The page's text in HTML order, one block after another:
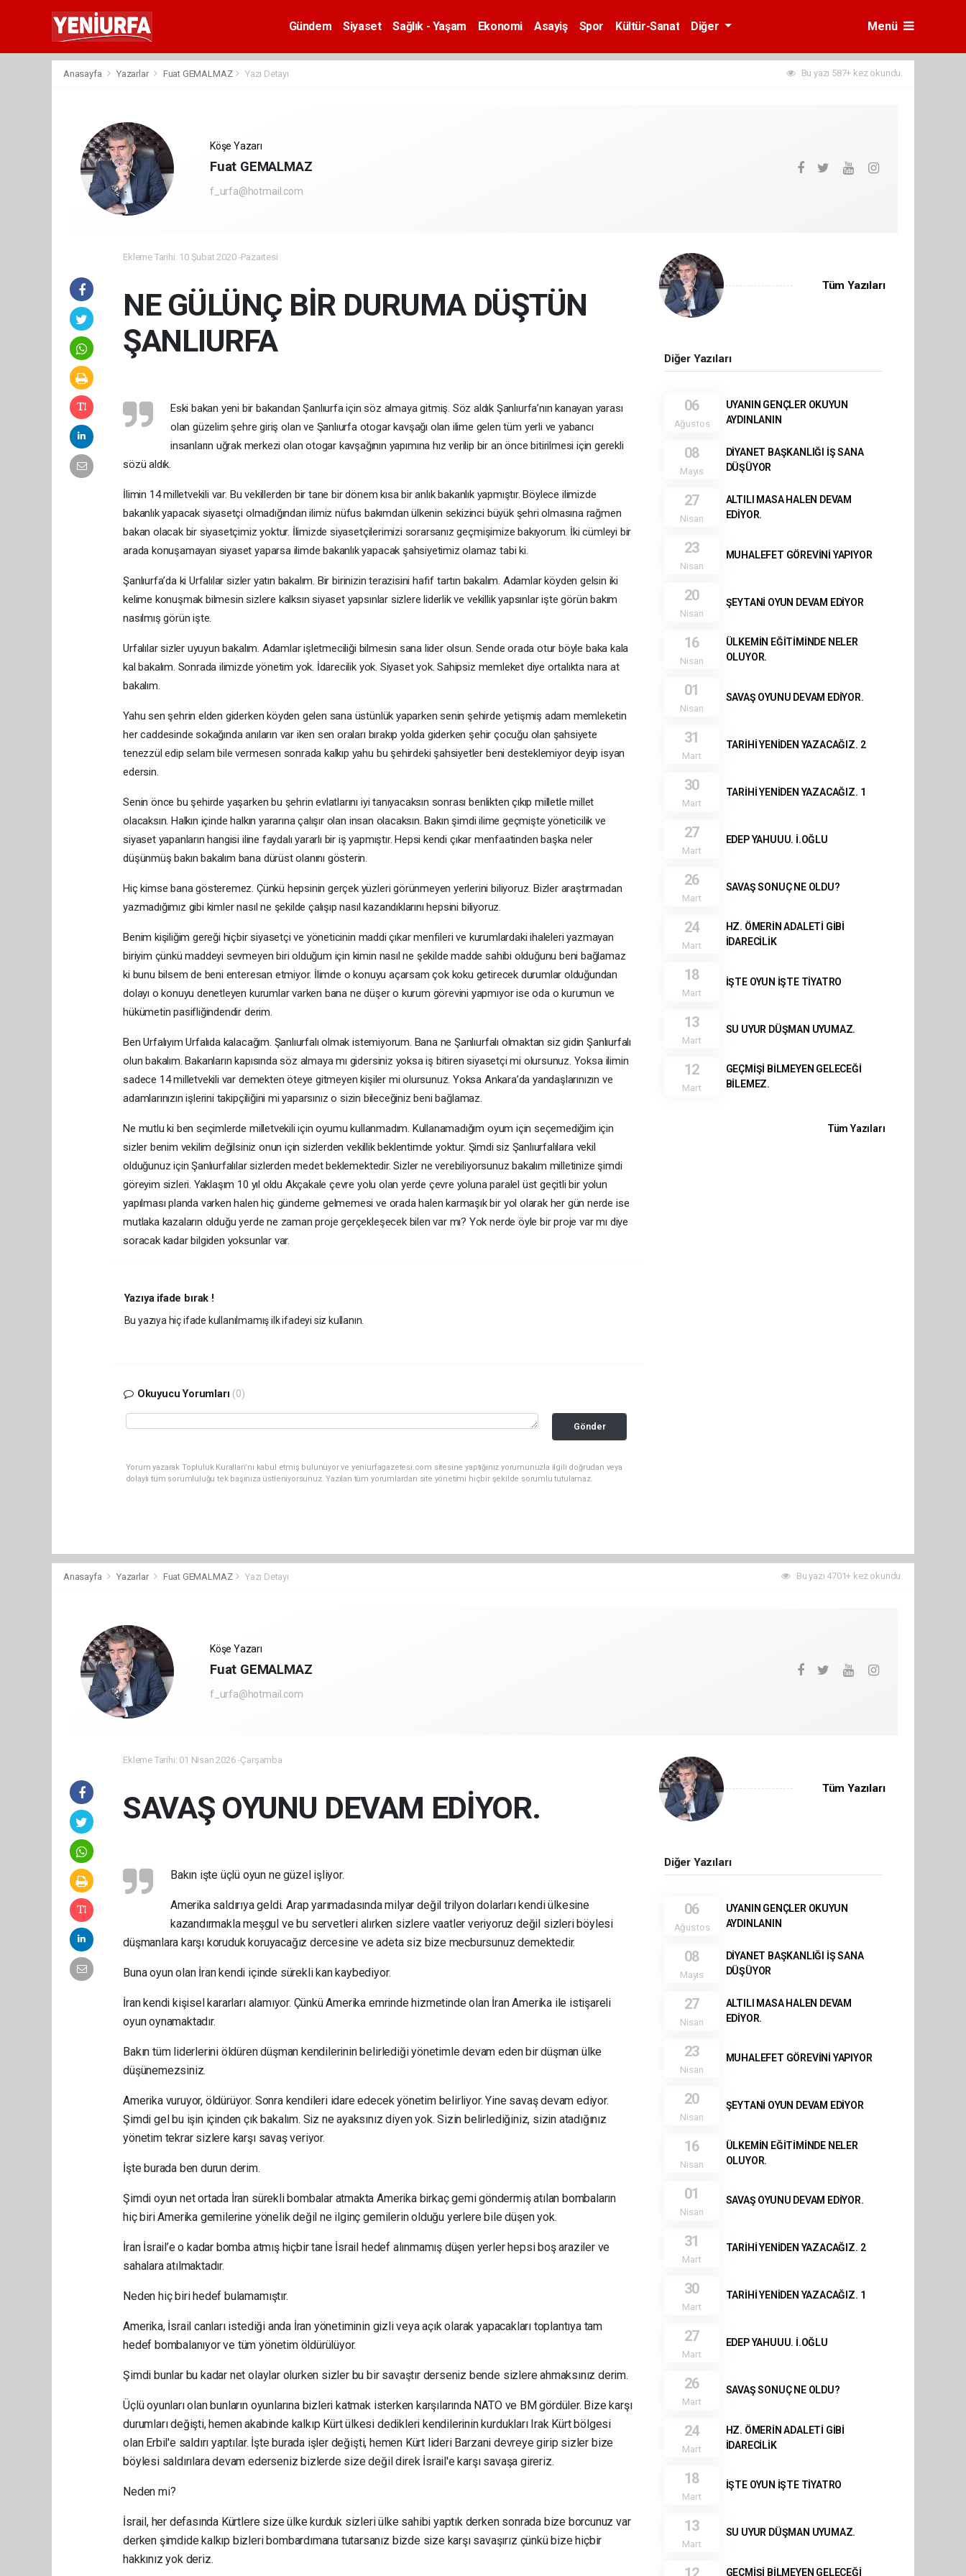
Gündem Siyaset Sağlık - Yaşam Ekonomi Asayiş Spor Kültür-Sanat Diğer Menü
Anasayfa Yazarlar Fuat GEMALMAZ Yazı Detayı Bu yazı 587+ kez okundu.
Köşe Yazarı
Fuat GEMALMAZ
f_urfa@hotmail.com
Ekleme Tarihi: 10 Şubat 2020 -Pazartesi
NE GÜLÜNÇ BİR DURUMA DÜŞTÜN
ŞANLIURFA
Eski bakan yeni bir bakandan Şanlıurfa için söz almaya gitmiş. Söz aldık Şanlıurfa’nın kanayan yarası
olan güzelim şehre giriş olan ve Şanlıurfa otogar kavşağı olan ilime gelen tüm yerli ve yabancı
insanların uğrak merkezi olan otogar kavşağının yapımına hız verilip bir an önce bitirilmesi için gerekli
sözü aldık.
İlimin 14 milletvekili var. Bu vekillerden bir tane bir dönem kısa bir anlık bakanlık yapmıştır. Böylece ilimizde
bakanlık yapacak siyasetçi olmadığından ilimiz nüfus bakımdan ülkenin sekizinci büyük şehri olmasına rağmen
bakan olacak bir siyasetçimiz yoktur. İlimizde siyasetçilerimizi sorarsanız geçmişimize bakıyorum. İki cümleyi bir
arada konuşamayan siyaset yaparsa ilimde bakanlık yapacak şahsiyetimiz olamaz tabi ki.
Şanlıurfa’da ki Urfalılar sizler yatın bakalım. Bir birinizin terazisini hafif tartın bakalım. Adamlar köyden gelsin iki
kelime konuşmak bilmesin sizlere kalksın siyaset yapsınlar sizlere liderlik ve vekillik yapsınlar işte görün bakım
nasılmış görün işte.
Urfalılar sizler uyuyun bakalım. Adamlar işletmeciliği bilmesin sana lider olsun. Sende orada otur böyle baka kala
kal bakalım. Sonrada ilimizde yönetim yok. İdarecilik yok. Siyaset yok. Sahipsiz memleket diye ortalıkta nara at
bakalım.
Yahu sen şehrin elden giderken köyden gelen sana üstünlük yaparken senin şehirde yetişmiş adam memleketin
her caddesinde sokağında anıların var iken sen oraları bırakıp yolda giderken şehir çocuğu olan şahsiyete
tenezzül edip selam bile vermesen sonrada kalkıp yahu bu şehirdeki şahsiyetler beni desteklemiyor deyip isyan
edersin.
Senin önce bu şehirde yaşarken bu şehrin evlatlarını iyi tanıyacaksın sonrası benlikten çıkıp milletle millet
olacaksın. Halkın içinde halkın yararına çalışır olan insan olacaksın. Bakın şimdi ilime geçmişte yöneticilik ve
siyaset yapanların hangisi iline faydalı yararlı bir iş yapmıştır. Hepsi kendi çıkar menfaatinden başka neler
düşünmüş bakın bakalım bana dürüst olanını gösterin.
Hiç kimse bana gösteremez. Çünkü hepsinin gerçek yüzleri görünmeyen yerlerini biliyoruz. Bizler araştırmadan
yazmadığımız gibi kimler nasıl ne şekilde çalışıp nasıl kazandıklarını hepsini biliyoruz.
Benim kişiliğim gereği hiçbir siyasetçi ve yöneticinin maddi çıkar menfileri ve kurumlardaki ihaleleri yazmayan
biriyim çünkü maddeyi sevmeyen biri olduğum için kimin nasıl ne şekilde madde sahibi olduğunu beni bağlamaz
ki bunu bilsem de beni enteresan etmiyor. İlimde o konuyu açarsam çok koku getirecek durumlar olduğundan
dolayı o konuyu denetleyen kurumlar varken bana ne düşer o kurum görevini yapmıyor ise oda o kurumun ve
hükümetin pasifliğindendir derim.
Ben Urfalıyım Urfalıda kalacağım. Şanlıurfalı olmak istemiyorum. Bana ne Şanlıurfalı olmaktan siz gidin Şanlıurfalı
olun bakalım. Bakanların kapısında söz almaya mı gidersiniz yoksa iş bitiren siyasetçi mi olursunuz. Yoksa ilimin
sadece 14 milletvekili var demekten öteye gitmeyen kişiler mi olursunuz. Yoksa Ankara’da yandaşlarınızın ve
adamlarınızın işlerini takipçiliğini mi yaparsınız o sizin bileceğiniz beni bağlamaz.
Ne mutlu ki ben seçimlerde milletvekili için oyumu kullanmadım. Kullanamadığım oyum için seçemediğim için
sizler benim vekilim değilsiniz onun için sizlerden vekillik beklentimde yoktur. Şimdi siz Şanlıurfalılara vekil
olduğunuz için Şanlıurfalılar sizlerden medet beklemektedir. Sizler ne verebiliyorsunuz bakalım milletinize şimdi
göreyim sizleri. Yaklaşım 10 yıl oldu Akçakale çevre yolu olan yerde çevre yoluna paralel üst geçitli bir yolun
yapılması planda varken halen hiç gündeme gelmemesi ve orada halen karmaşık bir yol olarak her gün nerde ise
mutlaka kazaların olduğu yerde ne zaman proje gerçekleşecek bilen var mı? Yok nerde öyle bir proje var mı diye
soracak kadar bilgiden yoksunlar var.
Yazıya ifade bırak !
Bu yazıya hiç ifade kullanılmamış ilk ifadeyi siz kullanın.
Okuyucu Yorumları (0)
Gönder
Yorum yazarak Topluluk Kuralları’nı kabul etmiş bulunuyor ve yeniurfagazetesi.com sitesine yaptığınız yorumunuzla ilgili doğrudan veya
dolaylı tüm sorumluluğu tek başınıza üstleniyorsunuz. Yazılan tüm yorumlardan site yönetimi hiçbir şekilde sorumlu tutulamaz.
Tüm Yazıları
Diğer Yazıları
06
Ağustos
UYANIN GENÇLER OKUYUN
AYDINLANIN
08
Mayıs
DİYANET BAŞKANLIĞI İŞ SANA
DÜŞÜYOR
27
Nisan
ALTILI MASA HALEN DEVAM
EDİYOR.
23
Nisan
MUHALEFET GÖREVİNİ YAPIYOR
20
Nisan
ŞEYTANİ OYUN DEVAM EDİYOR
16
Nisan
ÜLKEMİN EĞİTİMİNDE NELER
OLUYOR.
01
Nisan
SAVAŞ OYUNU DEVAM EDİYOR.
31
Mart
TARİHİ YENİDEN YAZACAĞIZ. 2
30
Mart
TARİHİ YENİDEN YAZACAĞIZ. 1
27
Mart
EDEP YAHUUU. İ.OĞLU
26
Mart
SAVAŞ SONUÇ NE OLDU?
24
Mart
HZ. ÖMERİN ADALETİ GİBİ
İDARECİLİK
18
Mart
İŞTE OYUN İŞTE TİYATRO
13
Mart
SU UYUR DÜŞMAN UYUMAZ.
12
Mart
GEÇMİŞİ BİLMEYEN GELECEĞİ
BİLEMEZ.
Tüm Yazıları
Anasayfa Yazarlar Fuat GEMALMAZ Yazı Detayı Bu yazı 4701+ kez okundu.
Köşe Yazarı
Fuat GEMALMAZ
f_urfa@hotmail.com
Ekleme Tarihi: 01 Nisan 2026 -Çarşamba
SAVAŞ OYUNU DEVAM EDİYOR.
Bakın işte üçlü oyun ne güzel işliyor.
Amerika saldırıya geldi. Arap yarımadasında milyar değil trilyon dolarları kendi ülkesine
kazandırmakla meşgul ve bu servetleri alırken sizlere vaatler veriyoruz değil sizleri böylesi
düşmanlara karşı koruduk koruyacağız dercesine ve adeta siz bize mecbursunuz demektedir.
Buna oyun olan İran kendi içinde sürekli kan kaybediyor.
İran kendi kişisel kararları alamıyor. Çünkü Amerika emrinde hizmetinde olan İran Amerika ile istişareli
oyun oynamaktadır.
Bakın tüm liderlerini öldüren düşman kendilerinin belirlediği yönetimle devam eden bir düşman ülke
düşünemezsiniz.
Amerika vuruyor, öldürüyor. Sonra kendileri idare edecek yönetim belirliyor. Yine savaş devam ediyor.
Şimdi gel bu işin içinden çık bakalım. Siz ne ayaksınız diyen yok. Sizin belirlediğiniz, sizin atadığınız
yönetim tekrar sizlere karşı savaş veriyor.
İşte burada ben durun derim.
Şimdi oyun net ortada İran sürekli bombalar atmakta Amerika birkaç gemi göndermiş atılan bombaların
hiç biri Amerika gemilerine yönelik değil ne ilginç gemilerin olduğu yerlere bile düşen yok.
İran İsrail’e o kadar bomba atmış hiçbir tane İsrail hedef alınmamış düşen yerler hepsi boş araziler ve
sahalara atılmaktadır.
Neden hiç biri hedef bulamamıştır.
Amerika, İsrail canları istediği anda İran yönetiminin gizli veya açık olarak yapacakları toplantıya tam
hedef bombalanıyor ve tüm yönetim öldürülüyor.
Şimdi bunlar bu kadar net olaylar olurken sizler bu bir savaştır derseniz bende sizlere ahmaksınız derim.
Üçlü oyunları olan bunların oyunlarına bizleri katmak isterken karşılarında NATO ve BM gördüler. Bize karşı
durumları değişti, hemen akabinde kalkıp Kürt ülkesi dedikleri kendilerinin kurdukları Irak Kürt bölgesi
olan Erbil'e saldırı yaptılar. İşte burada işler değişti, hemen Kürt lideri Barzani devreye girip sizler bize
böylesi saldırılara devam ederseniz bizlerde size değil direk İsrail'e karşı savaşa gireriz.
Neden mi?
İsrail, her defasında Kürtlere size ülke kurduk sizleri ülke sahibi yaptık derken sonrada bize borcunuz var
derken şimdide kalkıp bizleri bombardımana tutarsanız bizde size karşı savaşırız çünkü bize hiçbir
hakkınız yok deriz.
Tüm Yazıları
Diğer Yazıları
06
Ağustos
UYANIN GENÇLER OKUYUN
AYDINLANIN
08
Mayıs
DİYANET BAŞKANLIĞI İŞ SANA
DÜŞÜYOR
27
Nisan
ALTILI MASA HALEN DEVAM
EDİYOR.
23
Nisan
MUHALEFET GÖREVİNİ YAPIYOR
20
Nisan
ŞEYTANİ OYUN DEVAM EDİYOR
16
Nisan
ÜLKEMİN EĞİTİMİNDE NELER
OLUYOR.
01
Nisan
SAVAŞ OYUNU DEVAM EDİYOR.
31
Mart
TARİHİ YENİDEN YAZACAĞIZ. 2
30
Mart
TARİHİ YENİDEN YAZACAĞIZ. 1
27
Mart
EDEP YAHUUU. İ.OĞLU
26
Mart
SAVAŞ SONUÇ NE OLDU?
24
Mart
HZ. ÖMERİN ADALETİ GİBİ
İDARECİLİK
18
Mart
İŞTE OYUN İŞTE TİYATRO
13
Mart
SU UYUR DÜŞMAN UYUMAZ.
GEÇMİŞİ BİLMEYEN GELECEĞİ